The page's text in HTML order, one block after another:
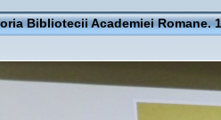
Bibliotecii Academiei Romane.